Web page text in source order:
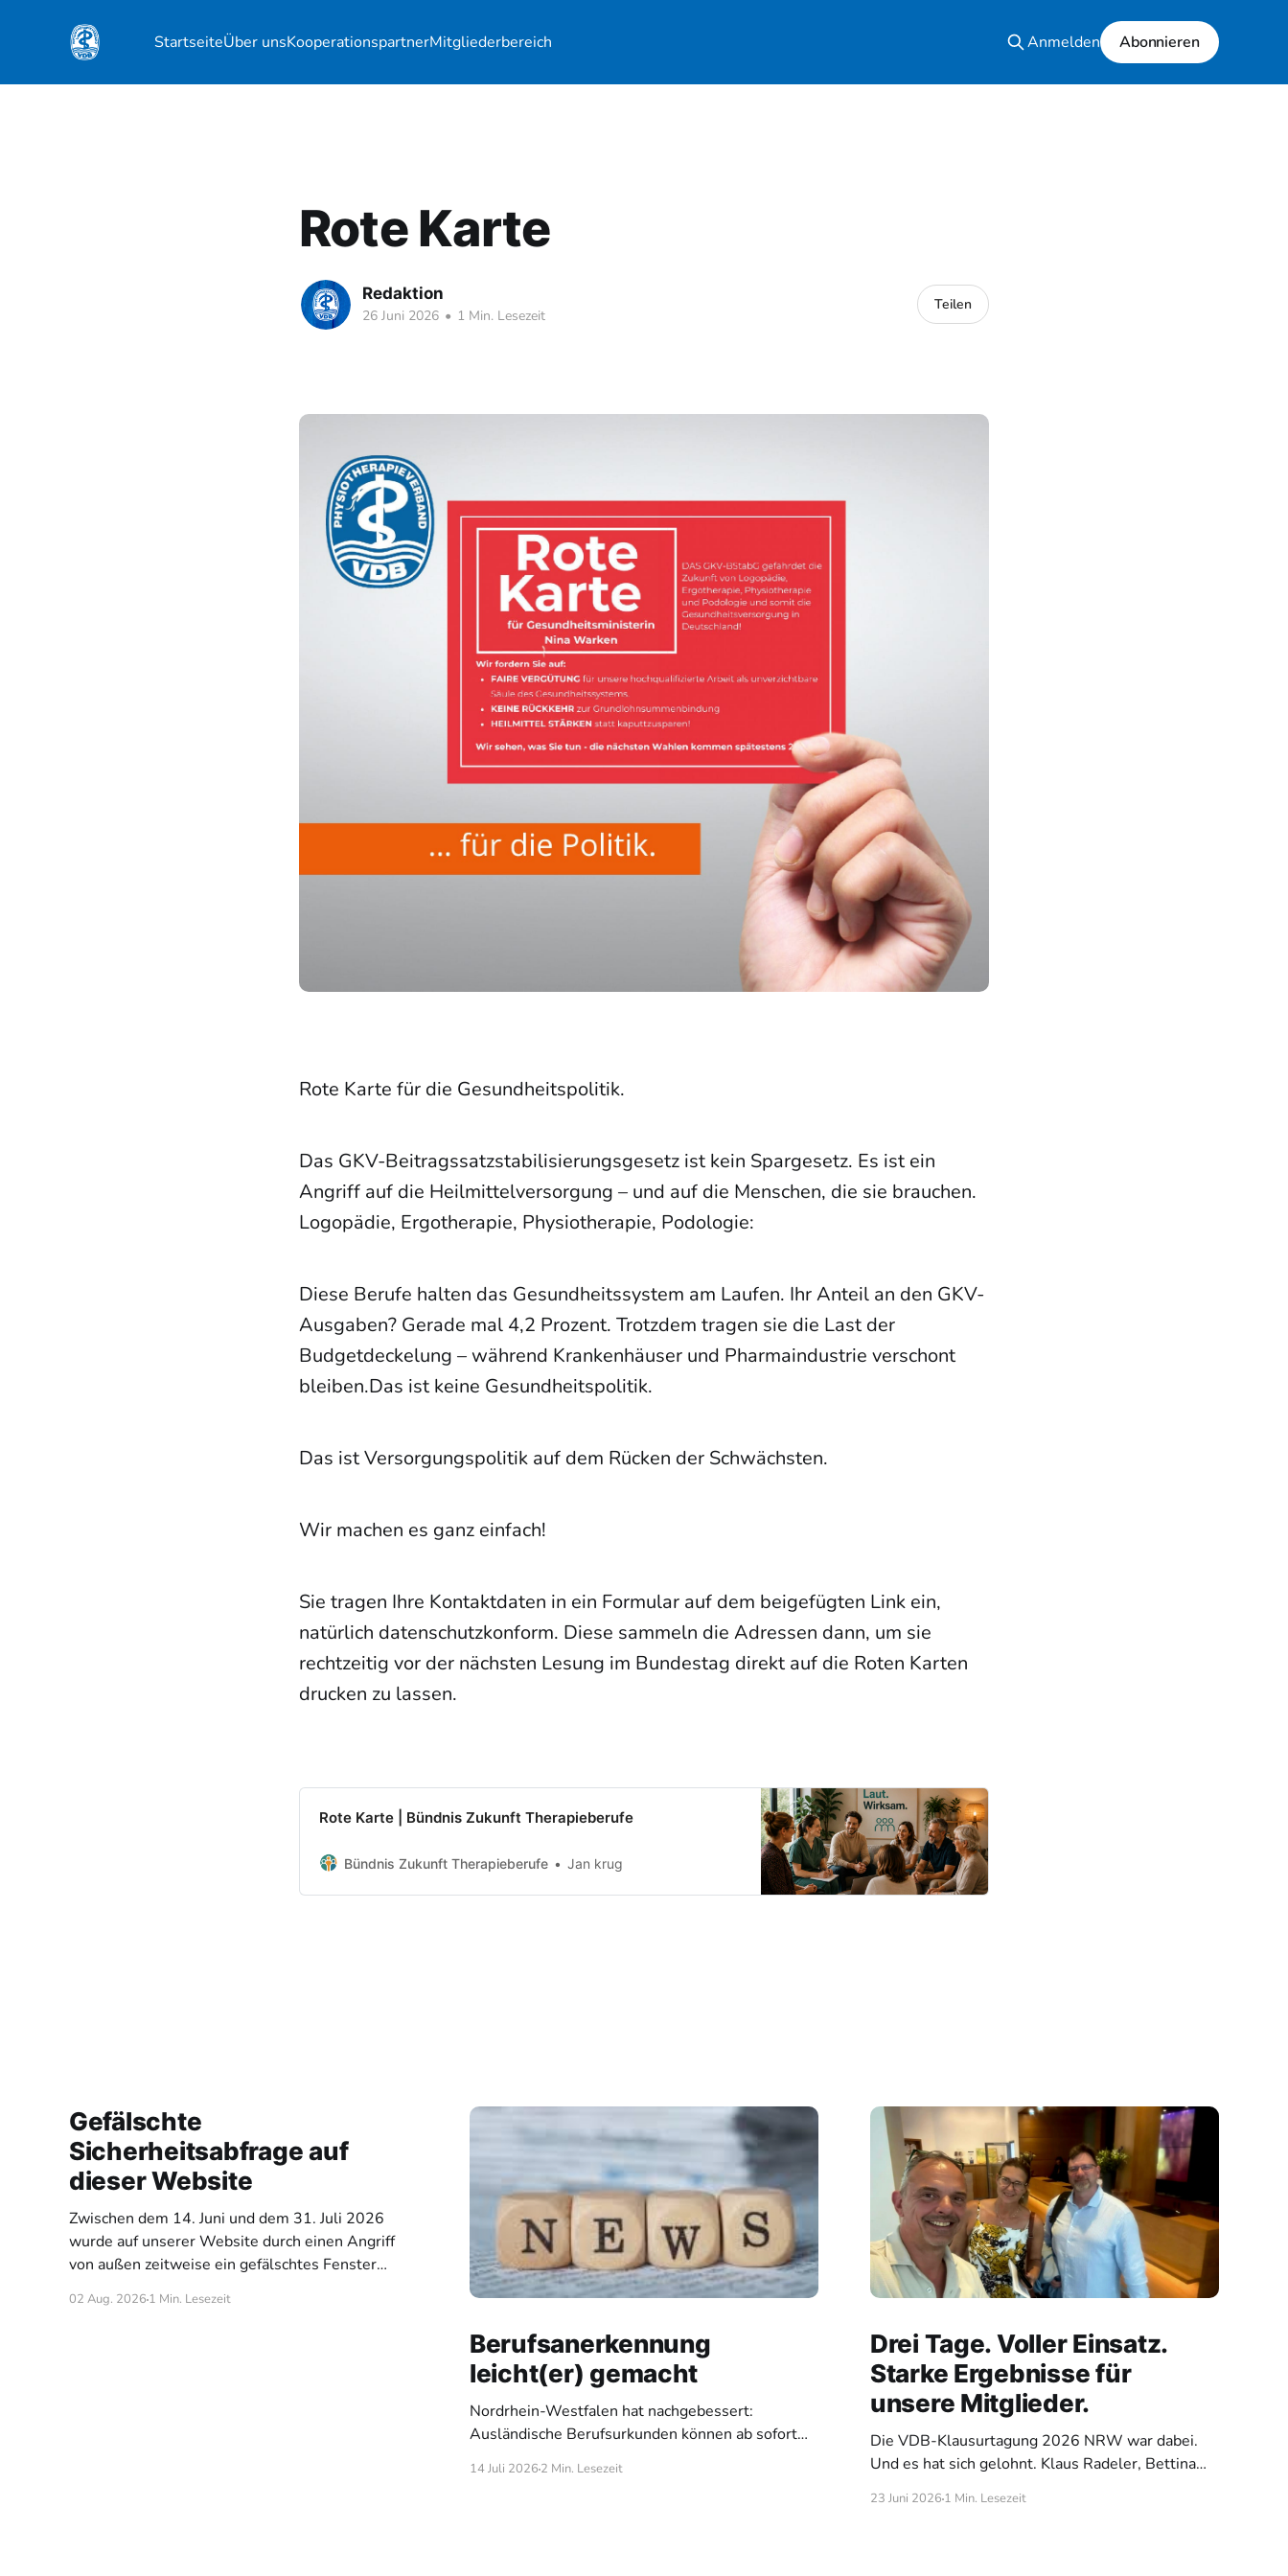
StartseiteÜber unsKooperationspartnerMitgliederbereich Anmelden Abonnieren
Rote Karte
Redaktion
26 Juni 2026 • 1 Min. Lesezeit
Teilen
Rote Karte für die Gesundheitspolitik.
Das GKV-Beitragssatzstabilisierungsgesetz ist kein Spargesetz. Es ist ein
Angriff auf die Heilmittelversorgung – und auf die Menschen, die sie brauchen.
Logopädie, Ergotherapie, Physiotherapie, Podologie:
Diese Berufe halten das Gesundheitssystem am Laufen. Ihr Anteil an den GKV-
Ausgaben? Gerade mal 4,2 Prozent. Trotzdem tragen sie die Last der
Budgetdeckelung – während Krankenhäuser und Pharmaindustrie verschont
bleiben.Das ist keine Gesundheitspolitik.
Das ist Versorgungspolitik auf dem Rücken der Schwächsten.
Wir machen es ganz einfach!
Sie tragen Ihre Kontaktdaten in ein Formular auf dem beigefügten Link ein,
natürlich datenschutzkonform. Diese sammeln die Adressen dann, um sie
rechtzeitig vor der nächsten Lesung im Bundestag direkt auf die Roten Karten
drucken zu lassen.
Rote Karte | Bündnis Zukunft Therapieberufe
Bündnis Zukunft Therapieberufe Jan krug
Gefälschte
Sicherheitsabfrage auf
dieser Website
Zwischen dem 14. Juni und dem 31. Juli 2026
wurde auf unserer Website durch einen Angriff
von außen zeitweise ein gefälschtes Fenster
„Bestätigen Sie, dass Sie kein Roboter sind“
02 Aug. 2026 1 Min. Lesezeit
Berufsanerkennung
leicht(er) gemacht
Nordrhein-Westfalen hat nachgebessert:
Ausländische Berufsurkunden können ab sofort
14 Juli 20262 Min. Lesezeit
Drei Tage. Voller Einsatz.
Starke Ergebnisse für
unsere Mitglieder.
Die VDB-Klausurtagung 2026 NRW war dabei.
Und es hat sich gelohnt. Klaus Radeler, Bettina
23 Juni 20261 Min. Lesezeit